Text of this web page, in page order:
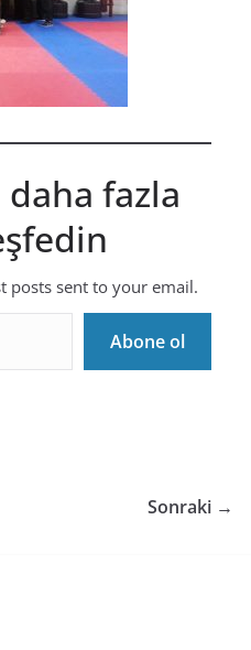
fazla
posts sent to your email.
Abone ol
Sonraki →